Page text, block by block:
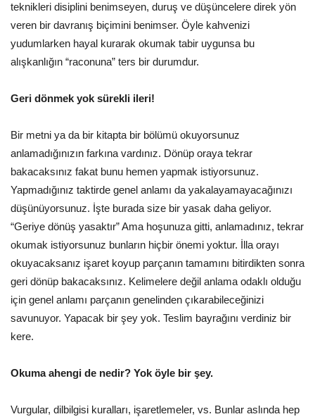
teknikleri disiplini benimseyen, duruş ve düşüncelere direk yön
veren bir davranış biçimini benimser. Öyle kahvenizi
yudumlarken hayal kurarak okumak tabir uygunsa bu
alışkanlığın “raconuna” ters bir durumdur.
Geri dönmek yok sürekli ileri!
Bir metni ya da bir kitapta bir bölümü okuyorsunuz
anlamadığınızın farkına vardınız. Dönüp oraya tekrar
bakacaksınız fakat bunu hemen yapmak istiyorsunuz.
Yapmadığınız taktirde genel anlamı da yakalayamayacağınızı
düşünüyorsunuz. İşte burada size bir yasak daha geliyor.
“Geriye dönüş yasaktır” Ama hoşunuza gitti, anlamadınız, tekrar
okumak istiyorsunuz bunların hiçbir önemi yoktur. İlla orayı
okuyacaksanız işaret koyup parçanın tamamını bitirdikten sonra
geri dönüp bakacaksınız. Kelimelere değil anlama odaklı olduğu
için genel anlamı parçanın genelinden çıkarabileceğinizi
savunuyor. Yapacak bir şey yok. Teslim bayrağını verdiniz bir
kere.
Okuma ahengi de nedir? Yok öyle bir şey.
Vurgular, dilbilgisi kuralları, işaretlemeler, vs. Bunlar aslında hep